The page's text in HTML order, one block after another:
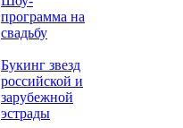
программа на
свадьбу
Букинг звезд
российской и
зарубежной
эстрады